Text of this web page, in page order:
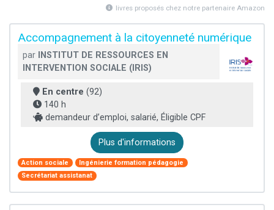
livres proposés chez notre partenaire Amazon
Accompagnement à la citoyenneté numérique
par
INSTITUT DE RESSOURCES EN
INTERVENTION SOCIALE (IRIS)
En centre (92)
140 h
demandeur d’emploi, salarié, Éligible CPF
Plus d'informations
Action sociale
Ingénierie formation pédagogie
Secrétariat assistanat